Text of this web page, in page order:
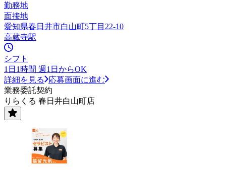
勤務地
面接地
愛知県春日井市白山町5丁目22-10
高蔵寺駅
シフト
1日1時間 週1日からOK
詳細を見る
応募画面に進む
業務委託契約
りらくる 春日井白山町店